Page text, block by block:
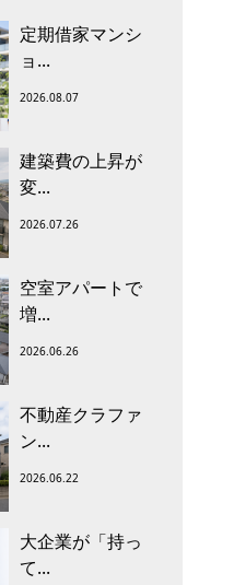
定期借家マンシ
ョ...
2026.08.07
建築費の上昇が
変...
2026.07.26
空室アパートで
増...
2026.06.26
不動産クラファ
ン...
2026.06.22
大企業が「持っ
て...